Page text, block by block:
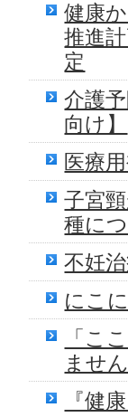
健康
推進
定
介護
向け】
医療
子宮
種に
不妊
にこ
「こ
ませ
『健